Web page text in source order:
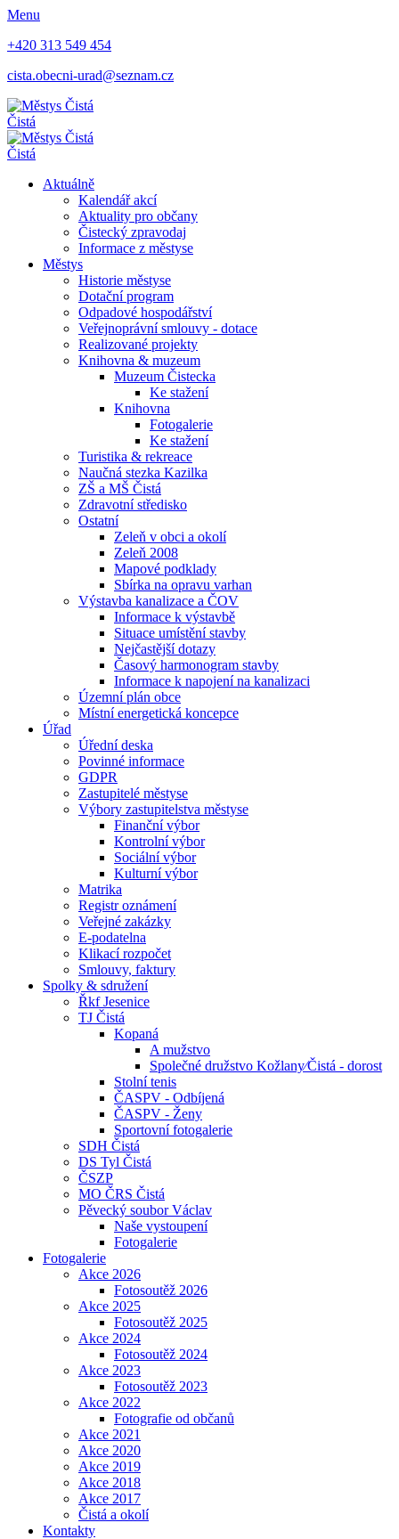
Menu
+420 313 549 454
cista.obecni-urad@seznam.cz
Čistá
Čistá
Aktuálně
Kalendář akcí
Aktuality pro občany
Čistecký zpravodaj
Informace z městyse
Městys
Historie městyse
Dotační program
Odpadové hospodářství
Veřejnoprávní smlouvy - dotace
Realizované projekty
Knihovna & muzeum
Muzeum Čistecka
Ke stažení
Knihovna
Fotogalerie
Ke stažení
Turistika & rekreace
Naučná stezka Kazilka
ZŠ a MŠ Čistá
Zdravotní středisko
Ostatní
Zeleň v obci a okolí
Zeleň 2008
Mapové podklady
Sbírka na opravu varhan
Výstavba kanalizace a ČOV
Informace k výstavbě
Situace umístění stavby
Nejčastější dotazy
Časový harmonogram stavby
Informace k napojení na kanalizaci
Územní plán obce
Místní energetická koncepce
Úřad
Úřední deska
Povinné informace
GDPR
Zastupitelé městyse
Výbory zastupitelstva městyse
Finanční výbor
Kontrolní výbor
Sociální výbor
Kulturní výbor
Matrika
Registr oznámení
Veřejné zakázky
E-podatelna
Klikací rozpočet
Smlouvy, faktury
Spolky & sdružení
Řkf Jesenice
TJ Čistá
Kopaná
A mužstvo
Společné družstvo Kožlany⁄Čistá - dorost
Stolní tenis
ČASPV - Odbíjená
ČASPV - Ženy
Sportovní fotogalerie
SDH Čistá
DS Tyl Čistá
ČSZP
MO ČRS Čistá
Pěvecký soubor Václav
Naše vystoupení
Fotogalerie
Fotogalerie
Akce 2026
Fotosoutěž 2026
Akce 2025
Fotosoutěž 2025
Akce 2024
Fotosoutěž 2024
Akce 2023
Fotosoutěž 2023
Akce 2022
Fotografie od občanů
Akce 2021
Akce 2020
Akce 2019
Akce 2018
Akce 2017
Čistá a okolí
Kontakty